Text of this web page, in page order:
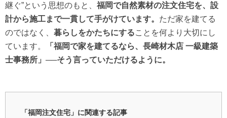
継ぐ”という思想のもと、 福岡で自然素材の注文住宅を、設
計から施工まで一貫して手がけています。 ただ家を建てる
のではなく、 暮らしをかたちにすることを何より大切にし
ています。
「福岡で家を建てるなら、長崎材木店 一級建築
士事務所」──そう言っていただけるように。
「福岡注文住宅」に関連する記事